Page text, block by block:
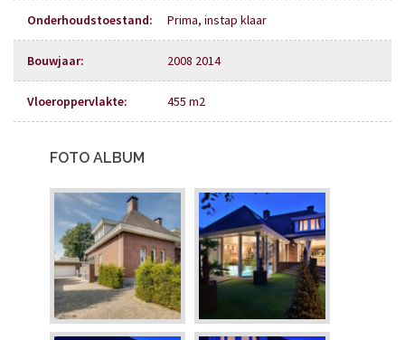
Onderhoudstoestand: Prima, instap klaar
Bouwjaar: 2008 2014
Vloeroppervlakte: 455 m2
FOTO ALBUM